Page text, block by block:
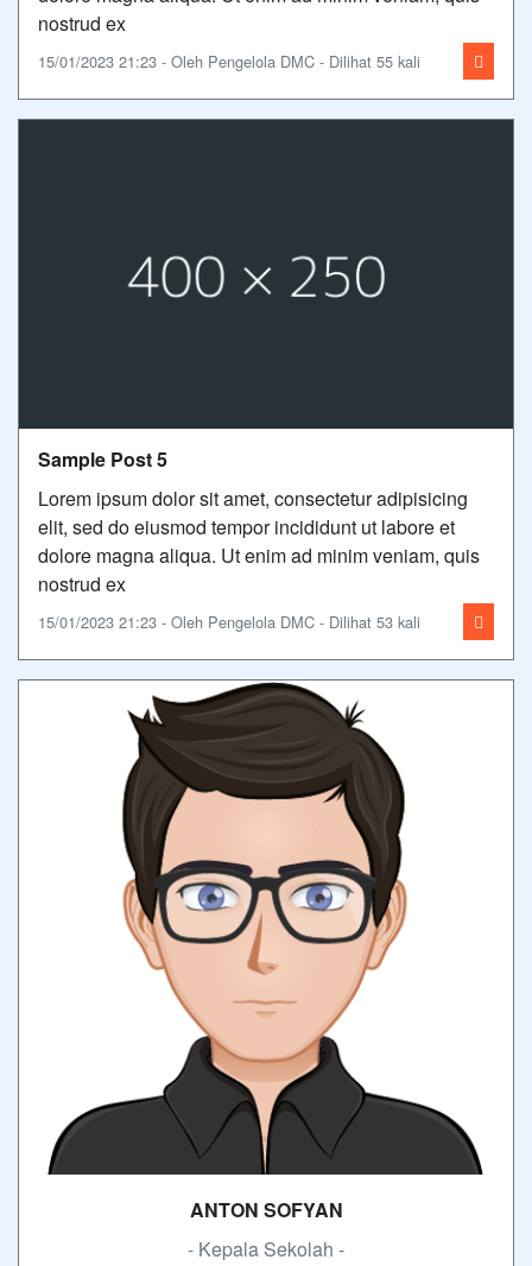
nostrud ex
15/01/2023 21:23 - Oleh Pengelola DMC - Dilihat 55 kali
Sample Post 5
Lorem ipsum dolor sit amet, consectetur adipisicing
elit, sed do eiusmod tempor incididunt ut labore et
dolore magna aliqua. Ut enim ad minim veniam, quis
nostrud ex
15/01/2023 21:23 - Oleh Pengelola DMC - Dilihat 53 kali
ANTON SOFYAN
- Kepala Sekolah -